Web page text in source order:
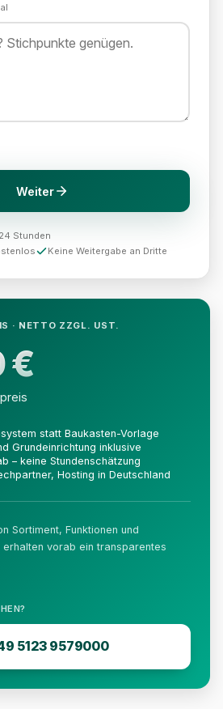
Weiter
Stunden
Keine Weitergabe an Dritte
· NETTO ZZGL. UST.
€
statt Baukasten-Vorlage
Grundeinrichtung inklusive
– keine Stundenschätzung
Hosting in Deutschland
Sortiment, Funktionen und
erhalten vorab ein transparentes
5123 9579000